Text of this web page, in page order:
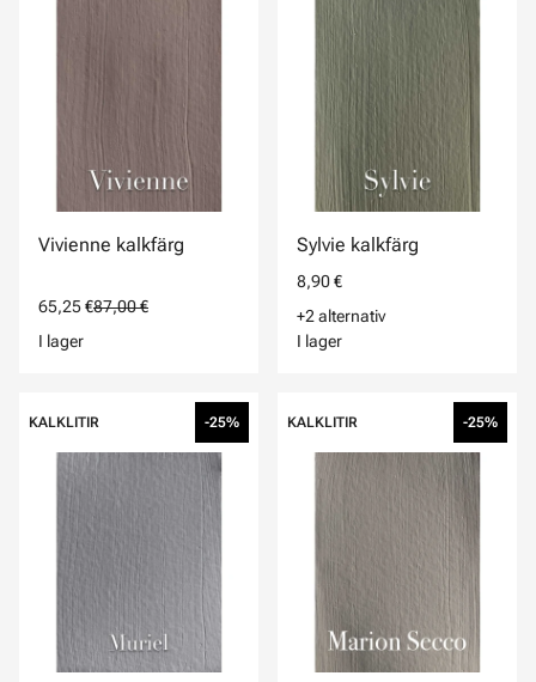
Vivienne kalkfärg
65,25 €87,00 €
I lager
Sylvie kalkfärg
8,90 €
+2 alternativ
I lager
KALKLITIR -25% KALKLITIR -25%